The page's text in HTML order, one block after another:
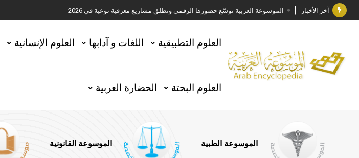
آخر الأخبار الموسوعة العربية توسّع حضورها الرقمي وتطلق مشاريع معرفية نوعية في 2026
جائزة مجمع الملك سلمان العالمي للغة العربية 2025
الأستاذ إياد خالد الطباع مدير عام لهيئة الموسوعة العربية
السيد محمد ياسين صالح وزيرا للثقافة
توصيات مجلس الإدارة
صدور المجلد السابع من موسوعة الآثار في سورية
العلوم التطبيقية اللغات و آدابها العلوم الإنسانية
العلوم البحتة الحضارة العربية
الموسوعة الطبية الموسوعة القانونية